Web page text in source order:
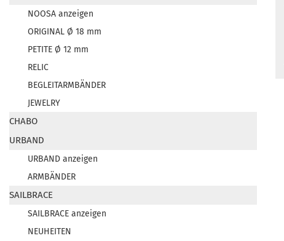
NOOSA anzeigen
ORIGINAL Ø 18 mm
PETITE Ø 12 mm
RELIC
BEGLEITARMBÄNDER
JEWELRY
CHABO
URBAND
URBAND anzeigen
ARMBÄNDER
SAILBRACE
SAILBRACE anzeigen
NEUHEITEN